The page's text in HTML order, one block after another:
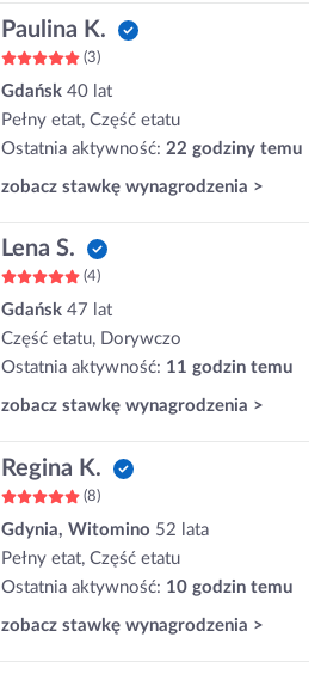
Paulina K.
(3)
Gdańsk 40 lat
Pełny etat, Część etatu
Ostatnia aktywność: 22 godziny temu
zobacz stawkę wynagrodzenia >
Lena S.
(4)
Gdańsk 47 lat
Część etatu, Dorywczo
Ostatnia aktywność: 11 godzin temu
zobacz stawkę wynagrodzenia >
Regina K.
(8)
Gdynia, Witomino 52 lata
Pełny etat, Część etatu
Ostatnia aktywność: 10 godzin temu
zobacz stawkę wynagrodzenia >